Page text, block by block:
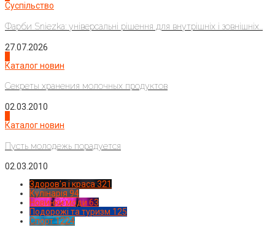
Суспільство
Фарби Sniezka: універсальні рішення для внутрішніх і зовнішніх...
27.07.2026
Каталог новин
Секреты хранения молочных продуктов
02.03.2010
Каталог новин
Пусть молодежь порадуется
02.03.2010
Здоров'я і краса 321
Кулінарія 94
Новинки моди 63
Подорожі та туризм 125
Спорт1224